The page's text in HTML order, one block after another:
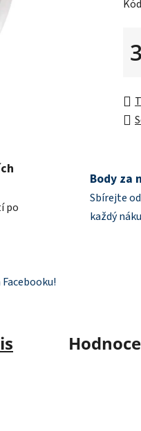
0,0
po
Body za
Sbírejte
každý